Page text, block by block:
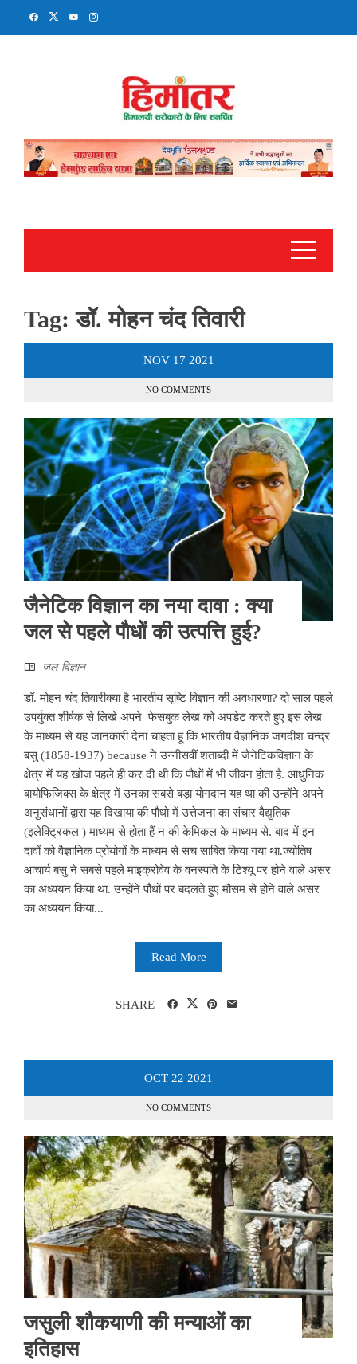
Tag:डॉ. मोहन चंद तिवारी
NOV 17 2021
NO COMMENTS
जैनेटिक विज्ञान का नया दावा : क्या
जल से पहले पौधों की उत्पत्ति हुई?
जल-विज्ञान
डॉ. मोहन चंद तिवारीक्या है भारतीय सृष्टि विज्ञान की अवधारणा? दो साल पहले
उपर्युक्त शीर्षक से लिखे अपने फेसबुक लेख को अपडेट करते हुए इस लेख
के माध्यम से यह जानकारी देना चाहता हूं कि भारतीय वैज्ञानिक जगदीश चन्द्र
बसु (1858-1937) because ने उन्नीसवीं शताब्दी में जैनेटिकविज्ञान के
क्षेत्र में यह खोज पहले ही कर दी थी कि पौधों में भी जीवन होता है. आधुनिक
बायोफिजिक्स के क्षेत्र में उनका सबसे बड़ा योगदान यह था की उन्होंने अपने
अनुसंधानों द्वारा यह दिखाया की पौधो में उत्तेजना का संचार वैद्युतिक
(इलेक्ट्रिकल ) माध्यम से होता हैं न की केमिकल के माध्यम से. बाद में इन
दावों को वैज्ञानिक प्रोयोगों के माध्यम से सच साबित किया गया था.ज्योतिष
आचार्य बसु ने सबसे पहले माइक्रोवेव के वनस्पति के टिश्यू पर होने वाले असर
का अध्ययन किया था. उन्होंने पौधों पर बदलते हुए मौसम से होने वाले असर
का अध्ययन किया...
Read More
SHARE
OCT 22 2021
NO COMMENTS
जसुली शौकयाणी की मन्याओं का
इतिहास